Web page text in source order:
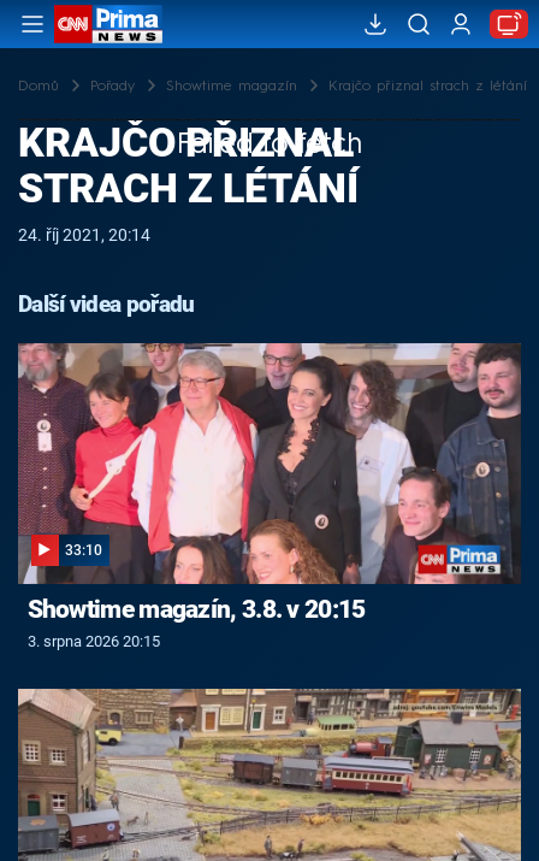
Domů Pořady Showtime magazín Krajčo přiznal strach z létání
Failed to fetch
KRAJČO PŘIZNAL
STRACH Z LÉTÁNÍ
24. říj 2021, 20:14
Další videa pořadu
33:10
Showtime magazín, 3.8. v 20:15
3. srpna 2026 20:15